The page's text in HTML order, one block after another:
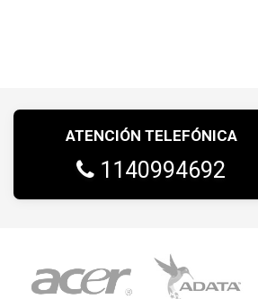
ATENCIÓN TELEFÓNICA
1140994692